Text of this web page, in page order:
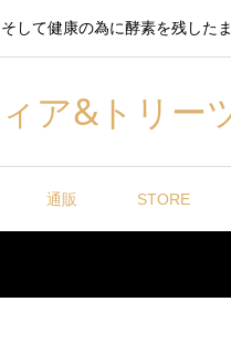
して健康の為に酵素を残した
ア&トリー
通販 STORE